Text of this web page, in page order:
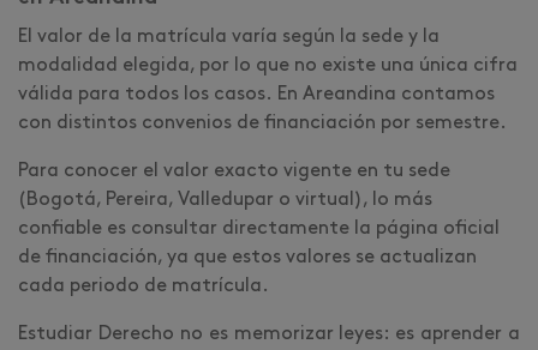
El valor de la matrícula varía según la sede y la
modalidad elegida, por lo que no existe una única cifra
válida para todos los casos. En Areandina contamos
con distintos convenios de financiación por semestre.
Para conocer el valor exacto vigente en tu sede
(Bogotá, Pereira, Valledupar o virtual), lo más
confiable es consultar directamente la página oficial
de financiación, ya que estos valores se actualizan
cada periodo de matrícula.
Estudiar Derecho no es memorizar leyes: es aprender a